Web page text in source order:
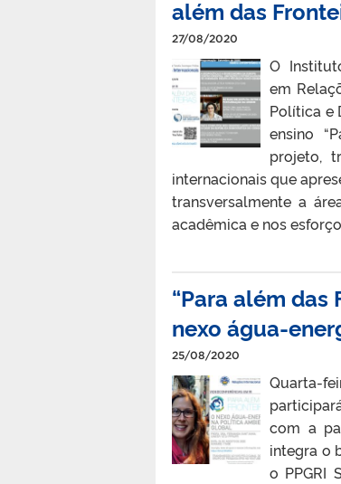
além das
27/08/2020
O
em
Política e
ensino
projeto,
internacionais que
transversalmente a
acadêmica e nos
“Para além
nexo água-
25/08/2020
Quarta-
com a
integra o
o PPGRI